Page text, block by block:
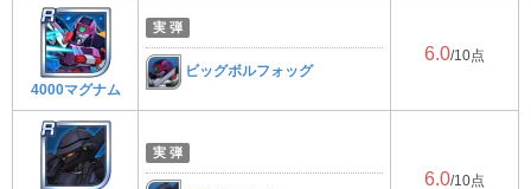
4000マグナム
実 弾
ビッグボルフォッグ
6.0/10点
実 弾
6.0/10点